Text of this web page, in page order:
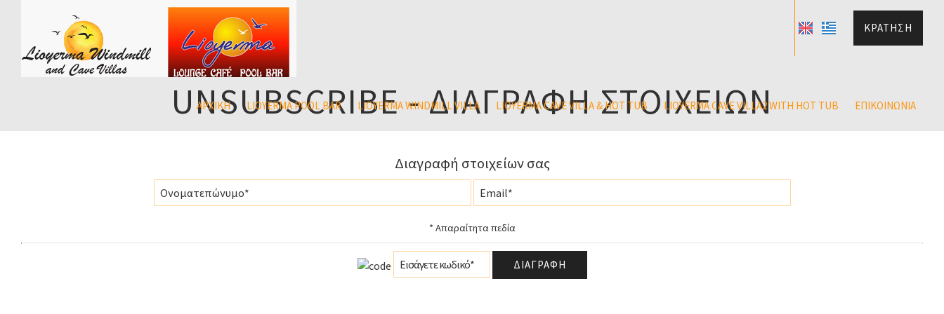
ΚΡΆΤΗΣΗ
ΑΡΧΙΚΉ LIOYERMA POOL BAR LIOYERMA WINDMILL VILLA LIOYERMA CAVE VILLA & HOT TUB LIOYERMA CAVE VILLA2 WITH HOT TUB ΕΠΙΚΟΙΝΩΝΊΑ
UNSUBSCRIBE - ΔΙΑΓΡΑΦΉ ΣΤΟΙΧΕΊΩΝ
Διαγραφή στοιχείων σας
* Απαραίτητα πεδία
ΔΙΑΓΡΑΦΉ